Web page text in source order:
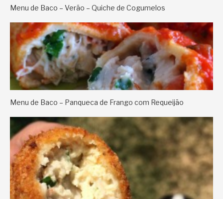
Menu de Baco – Verão – Quiche de Cogumelos
Menu de Baco – Panqueca de Frango com Requeijão